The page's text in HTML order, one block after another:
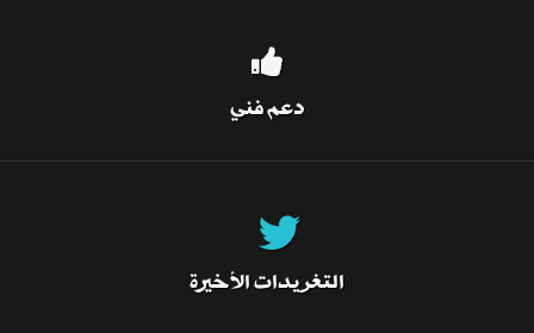
دعم فني
التغريدات الأخيرة